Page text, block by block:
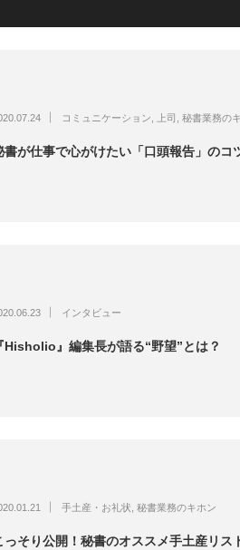
コミュニケーション 上司 秘書業務の
書が仕事で心がけたい「口頭報告」のコ
インタビュー
『Hisholio』編集長が語る“野望”とは？
手土産・お礼状 秘書業務のキホン
っそり公開！秘書のオススメ手土産リス